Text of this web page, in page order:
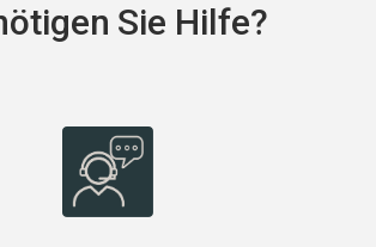
Sie Hilfe?